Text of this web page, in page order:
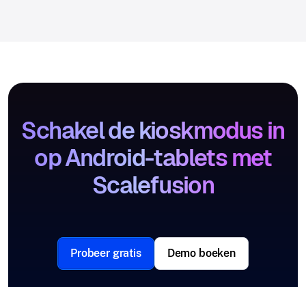
Schakel de kioskmodus in
op Android-tablets met
Scalefusion
Probeer gratis Demo boeken